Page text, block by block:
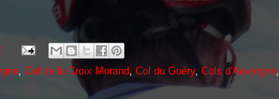
, Col de la Croix Morand, Col du Guéry, Cols d'Auvergne,